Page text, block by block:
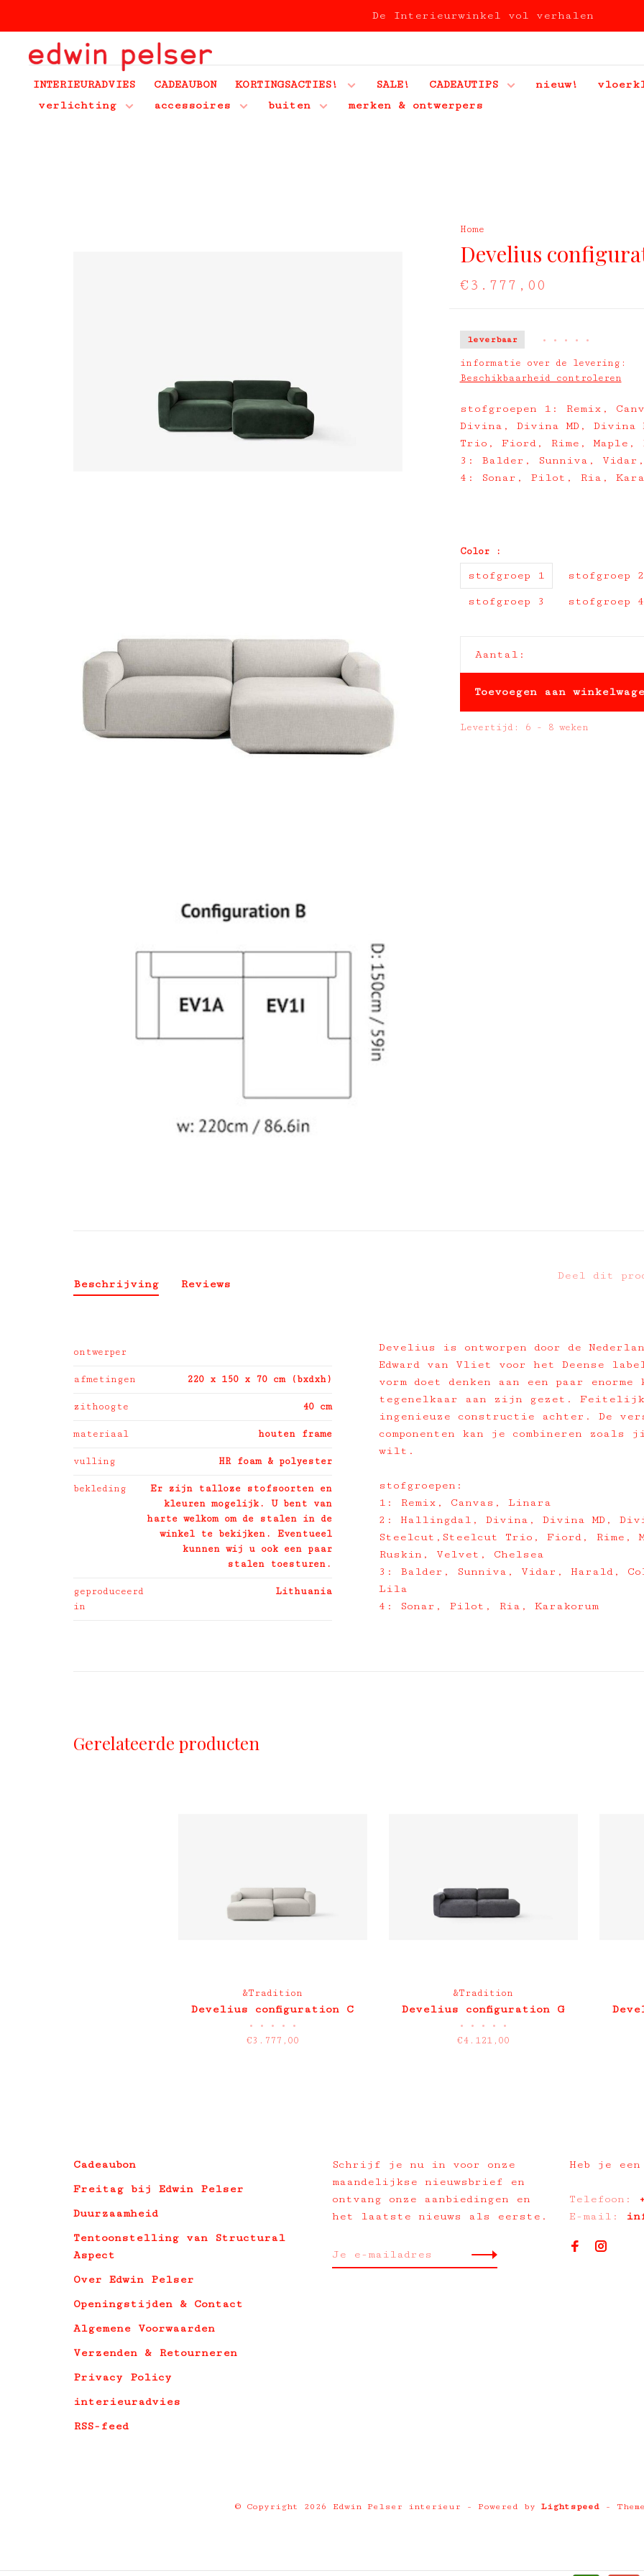
De Interieurwinkel vol verhalen
INTERIEURADVIES CADEAUBON KORTINGSACTIES! SALE! CADEAUTIPS nieuw!
verlichting
accessoires buiten merken & ontwerpers
Home
Develius
€3.777,00
leverbaar • • • • •
informatie over de levering:
Beschikbaarheid controleren
stofgroepen 1: Remix,
Divina, Divina MD, Divina
Trio, Fiord, Rime, Maple,
3: Balder, Sunniva,
4: Sonar, Pilot, Ria,
Color :
stofgroep 1 stofgroep 2
stofgroep 3 stofgroep 4
Aantal:
Toevoegen aan
Levertijd: 6 - 8 weken
Deel dit
Beschrijving Reviews
ontwerper
afmetingen 220 x 150 x 70 cm (bxdxh)
zithoogte 40 cm
materiaal houten frame
vulling HR foam & polyester
bekleding
Er zijn talloze stofsoorten en
kleuren mogelijk. U bent van
harte welkom om de stalen in de
winkel te bekijken. Eventueel
kunnen wij u ook een paar
stalen toesturen.
geproduceerd
in
Lithuania
Develius is ontworpen door de
Edward van Vliet voor het Deense
vorm doet denken aan een paar enorme
tegenelkaar aan zijn gezet.
ingenieuze constructie achter. De
componenten kan je combineren zoals
wilt.
stofgroepen:
1: Remix, Canvas, Linara
2: Hallingdal, Divina, Divina MD,
Steelcut,Steelcut Trio, Fiord, Rime,
Ruskin, Velvet, Chelsea
3: Balder, Sunniva, Vidar, Harald,
Lila
4: Sonar, Pilot, Ria, Karakorum
Gerelateerde producten
&Tradition
Develius configuration C
• • • • •
€3.777,00
&Tradition
Develius configuration G
• • • • •
€4.121,00
Cadeaubon
Freitag bij Edwin Pelser
Duurzaamheid
Tentoonstelling van Structural
Aspect
Over Edwin Pelser
Openingstijden & Contact
Algemene Voorwaarden
Verzenden & Retourneren
Privacy Policy
interieuradvies
RSS-feed
Schrijf je nu in voor onze
maandelijkse nieuwsbrief en
ontvang onze aanbiedingen en
het laatste nieuws als eerste.
Heb je een
Telefoon:
E-mail:
© Copyright 2026 Edwin Pelser interieur - Powered by Lightspeed-